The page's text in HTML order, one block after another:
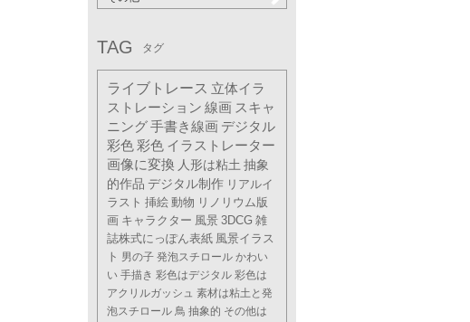
TAG タグ
ライブトレース 立体イラ
ストレーション 線画 スキャ
ニング手書き線画 デジタル
彩色彩色 イラストレーター
画像に変換 人形は粘土 抽象
的作品 デジタル制作 リアルイ
ラスト 挿絵 動物 リノリウム版
画 キャラクター 風景 3DCG 雑
誌株式にっぽん表紙 風景イラス
ト 男の子 発泡スチロール かわい
い 手描き 彩色はデジタル 彩色は
アクリルガッシュ 素材は粘土と発
泡スチロール 鳥 抽象的 その他は